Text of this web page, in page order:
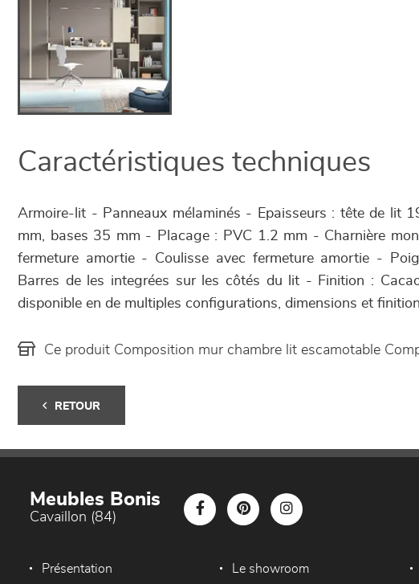
Caractéristiques techniques
Armoire-lit - Panneaux mélaminés - Epaisseurs : tête de lit
mm, bases 35 mm - Placage : PVC 1.2 mm - Charnière
fermeture amortie - Coulisse avec fermeture amortie -
Barres de les integrées sur les côtés du lit - Finition :
disponible en de multiples configurations, dimensions et
Ce produit Composition mur chambre lit escamotable
RETOUR
Meubles Bonis
Cavaillon (84)
Présentation Le showroom